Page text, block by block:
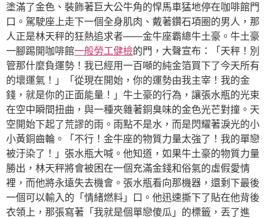
塗滿了金色、裝飾著巨大公牛角的悍馬車猛地停在咖啡館門
口。駕駛座上走下一個全身肌肉、戴著鑽石項圈的男人，那
人正是林天秤的狂熱追求者——金牛座霸總牛土豪。牛土豪
一腳踢開咖啡館一般勞工健檢的門，大聲宣布：「天秤！別
管那什麼負運勢！我已經用一百噸的純金箔買下了今天所有
的壞運氣！」「從現在開始，你的運勢由我主宰！我的金
錢，就是你的正面能量！」牛土豪的行為，讓張水瓶的光束
在空中瞬間扭曲，與一種夾雜著銅臭味的金色光芒對撞。天
空開始下起了荒謬的雨。雨點不是水，而是閃耀著淚光的小
小黃銅齒輪。「不行！金牛座的物質力量太強了！我的單戀
被汙染了！」張水瓶大喊。他知道，如果牛土豪的物質力量
勝出，林天秤將會被困在一個充滿金錢和俗氣的虛假愛情
裡，而他將永遠失去機會。張水瓶看向那機器，還剩下最後
一個可以輸入的「情緒燃料」口。他迅速撕下了貼在他背後
衣領上，那張寫著「我就是個單戀傻瓜」的標籤，丟了進